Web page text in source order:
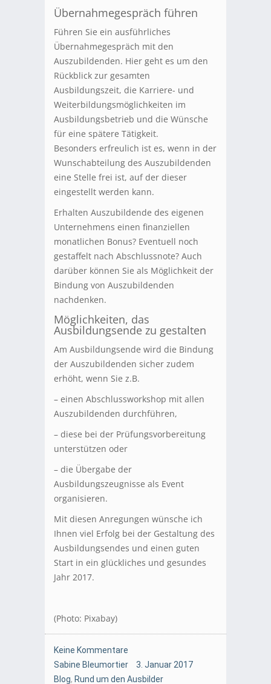
Übernahmegespräch führen
Führen Sie ein ausführliches
Übernahmegespräch mit den
Auszubildenden. Hier geht es um den
Rückblick zur gesamten
Ausbildungszeit, die Karriere- und
Weiterbildungsmöglichkeiten im
Ausbildungsbetrieb und die Wünsche
für eine spätere Tätigkeit.
Besonders erfreulich ist es, wenn in der
Wunschabteilung des Auszubildenden
eine Stelle frei ist, auf der dieser
eingestellt werden kann.
Erhalten Auszubildende des eigenen
Unternehmens einen finanziellen
monatlichen Bonus? Eventuell noch
gestaffelt nach Abschlussnote? Auch
darüber können Sie als Möglichkeit der
Bindung von Auszubildenden
nachdenken.
Möglichkeiten, das
Ausbildungsende zu gestalten
Am Ausbildungsende wird die Bindung
der Auszubildenden sicher zudem
erhöht, wenn Sie z.B.
– einen Abschlussworkshop mit allen
Auszubildenden durchführen,
– diese bei der Prüfungsvorbereitung
unterstützen oder
– die Übergabe der
Ausbildungszeugnisse als Event
organisieren.
Mit diesen Anregungen wünsche ich
Ihnen viel Erfolg bei der Gestaltung des
Ausbildungsendes und einen guten
Start in ein glückliches und gesundes
Jahr 2017.
(Photo: Pixabay)
Keine Kommentare
Sabine Bleumortier
3. Januar 2017
Blog, Rund um den Ausbilder